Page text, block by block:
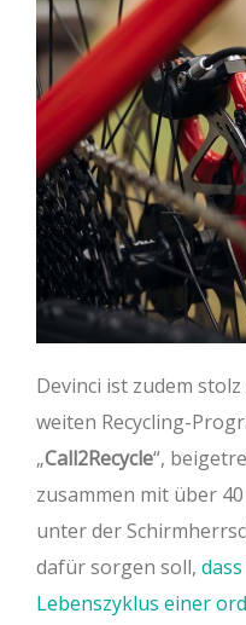
Devinci ist zudem
weiten Recycling-
„Call2Recycle“,
zusammen mit über
unter der
dafür sorgen soll,
Lebenszyklus einer